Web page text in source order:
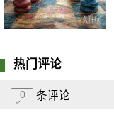
热门评论
0 条评论